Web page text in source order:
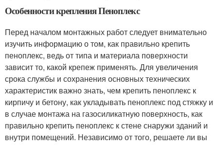
Особенности крепления Пеноплекс
Перед началом монтажных работ следует внимательно
изучить информацию о том, как правильно крепить
пеноплекс, ведь от типа и материала поверхности
зависит то, какой крепеж применять. Для увеличения
срока службы и сохранения основных технических
характеристик важно знать, чем крепить пеноплекс к
кирпичу и бетону, как укладывать пеноплекс под стяжку и
в случае монтажа на газосиликатную поверхность, как
правильно крепить пеноплекс к стене снаружи зданий и
внутри помещений. Независимо от того, решаете ли вы